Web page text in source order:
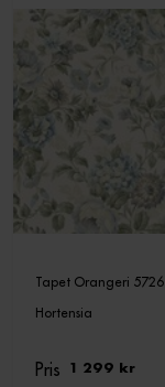
Tapet Orangeri 5726
Hortensia
Pris 1 299 kr